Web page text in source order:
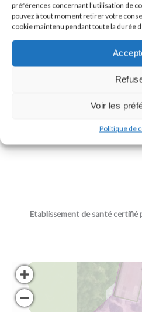
préférences concernant l’utilisation de
pouvez à tout moment retirer votre
cookie maintenu pendant toute la durée
Voir les
Politique de
Lundi : 9:00/12:00
Mardi : 9:00/12:00
Mercredi : 9:00/
Jeudi : 9:00/12:00
Vendredi : 9:00/
Samedi :
Etablissement de santé certifié